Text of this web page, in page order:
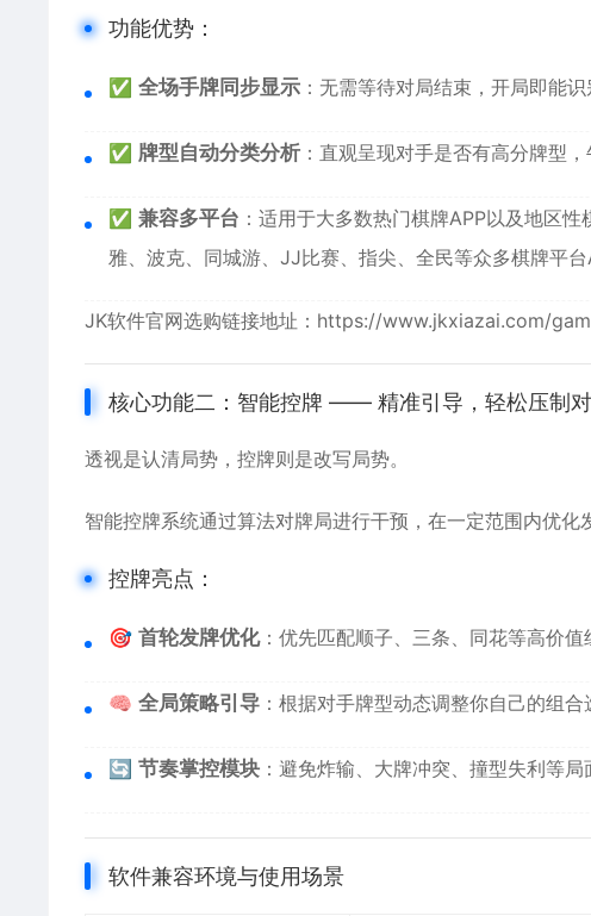
功能优势：
✅ 全场手牌同步显示 ：无需等待对局结束，开局即能识
✅ 牌型自动分类分析 ：直观呈现对手是否有高分牌型
✅ 兼容多平台 ：适用于大多数热门棋牌APP以及地区
雅、波克、同城游、JJ比赛、指尖、全民等众多棋牌平台
JK软件官网选购链接地址： https://www.jkxiazai.com/
核心功能二：智能控牌 —— 精准引导，轻松压制
透视是认清局势，控牌则是改写局势。
智能控牌系统通过算法对牌局进行干预，在一定范围内优化
控牌亮点：
🎯 首轮发牌优化：优先匹配顺子、三条、同花等高价值
🧠 全局策略引导 ：根据对手牌型动态调整你自己的组合
🔄 节奏掌控模块 ：避免炸输、大牌冲突、撞型失利等
软件兼容环境与使用场景